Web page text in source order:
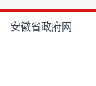
安徽省政府网